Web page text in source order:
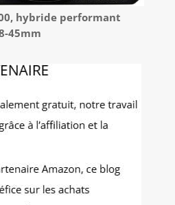
hybride performant
45mm